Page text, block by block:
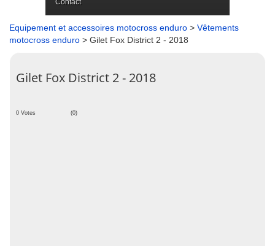
Contact
Equipement et accessoires motocross enduro > Vêtements
motocross enduro > Gilet Fox District 2 - 2018
Gilet Fox District 2 - 2018
0 Votes (0)